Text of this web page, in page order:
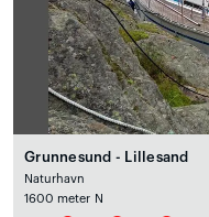
Grunnesund - Lillesand
Naturhavn
1600 meter N